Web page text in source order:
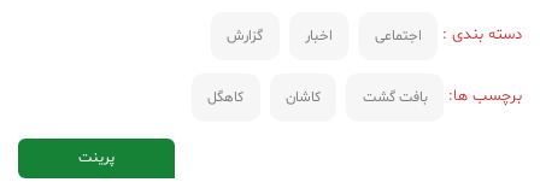
دسته بندی : اجتماعی اخبار گزارش
برچسب ها: بافت گشت کاشان کاهگل
پرینت